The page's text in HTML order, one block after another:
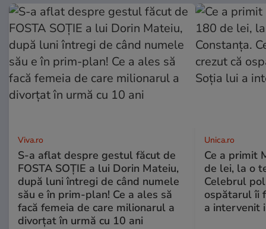
Viva.ro
S-a aflat despre gestul făcut de
FOSTA SOȚIE a lui Dorin Mateiu,
după luni întregi de când numele
său e în prim-plan! Ce a ales să
facă femeia de care milionarul a
divorțat în urmă cu 10 ani
Unica.ro
Ce a primit
de lei, la o
Celebrul
ospătarul îi
a intervenit